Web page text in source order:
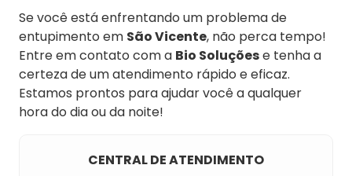
Se você está enfrentando um problema de
entupimento em São Vicente, não perca tempo!
Entre em contato com a Bio Soluçõese tenha a
certeza de um atendimento rápido e eficaz.
Estamos prontos para ajudar você a qualquer
hora do dia ou da noite!
CENTRAL DE ATENDIMENTO